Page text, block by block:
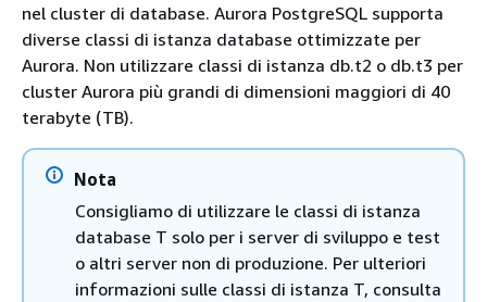
nel cluster di database. Aurora PostgreSQL supporta
diverse classi di istanza database ottimizzate per
Aurora. Non utilizzare classi di istanza db.t2 o db.t3 per
cluster Aurora più grandi di dimensioni maggiori di 40
terabyte (TB).
Nota
Consigliamo di utilizzare le classi di istanza
database T solo per i server di sviluppo e test
o altri server non di produzione. Per ulteriori
informazioni sulle classi di istanza T, consulta